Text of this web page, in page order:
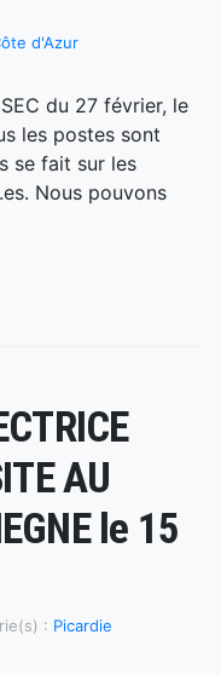
d'Azur
du 27 février, le
les postes sont
se fait sur les
Nous pouvons
AU
le 15
: Picardie